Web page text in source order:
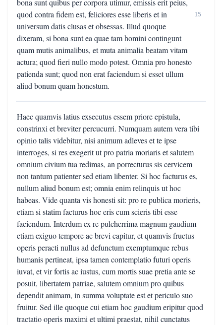
bona sunt quibus per corpora utimur, emissis erit peius,
quod contra fidem est, feliciores esse liberis et in
universum datis clusas et obsessas. Illud quoque
dixeram, si bona sunt ea quae tam homini contingunt
quam mutis animalibus, et muta animalia beatam vitam
actura; quod fieri nullo modo potest. Omnia pro honesto
patienda sunt; quod non erat faciendum si esset ullum
aliud bonum quam honestum.
15
Haec quamvis latius exsecutus essem priore epistula,
constrinxi et breviter percucurri. Numquam autem vera tibi
opinio talis videbitur, nisi animum adleves et te ipse
interroges, si res exegerit ut pro patria moriaris et salutem
omnium civium tua redimas, an porrecturus sis cervicem
non tantum patienter sed etiam libenter. Si hoc facturus es,
nullum aliud bonum est; omnia enim relinquis ut hoc
habeas. Vide quanta vis honesti sit: pro re publica morieris,
etiam si statim facturus hoc eris cum scieris tibi esse
faciendum. Interdum ex re pulcherrima magnum gaudium
etiam exiguo tempore ac brevi capitur, et quamvis fructus
operis peracti nullus ad defunctum exemptumque rebus
humanis pertineat, ipsa tamen contemplatio futuri operis
iuvat, et vir fortis ac iustus, cum mortis suae pretia ante se
posuit, libertatem patriae, salutem omnium pro quibus
dependit animam, in summa voluptate est et periculo suo
fruitur. Sed ille quoque cui etiam hoc gaudium eripitur quod
tractatio operis maximi et ultimi praestat, nihil cunctatus